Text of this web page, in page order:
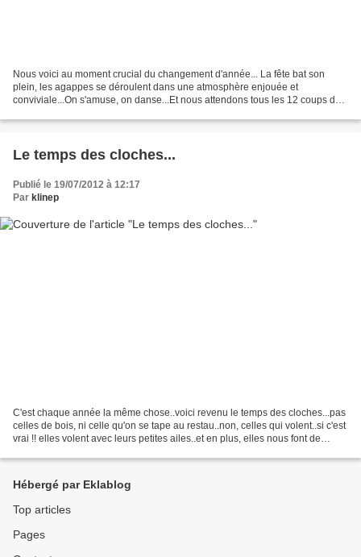
Nous voici au moment crucial du changement d'année... La fête bat son
plein, les agappes se déroulent dans une atmosphère enjouée et
conviviale...On s'amuse, on danse...Et nous attendons tous les 12 coups de
Le temps des cloches...
Publié le 19/07/2012 à 12:17
Par klinep
C'est chaque année la même chose..voici revenu le temps des cloches...pas
celles de bois, ni celle qu'on se tape au restau..non, celles qui volent..si c'est
vrai !! elles volent avec leurs petites ailes..et en plus, elles nous font de
Hébergé par Eklablog
Top articles
Pages